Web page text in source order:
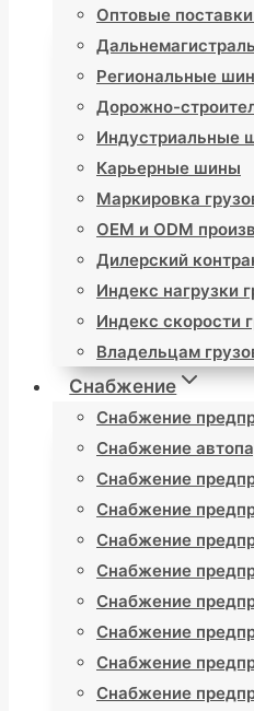
Оптовые
Региональные
Дорожно-
Индустриальные
Карьерные шины
Маркировка
OEM и ODM
Дилерский
Индекс нагрузки
Индекс скорости
Владельцам
Снабжение
Снабжение
Снабжение
Снабжение
Снабжение
Снабжение
Снабжение
Снабжение
Снабжение
Снабжение
Снабжение